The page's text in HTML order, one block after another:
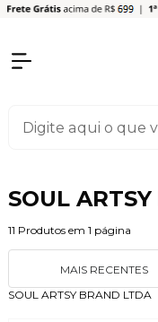
SOUL
11 Produtos em 1 página
MAIS RECENTES
SOUL ARTSY BRAND LTDA